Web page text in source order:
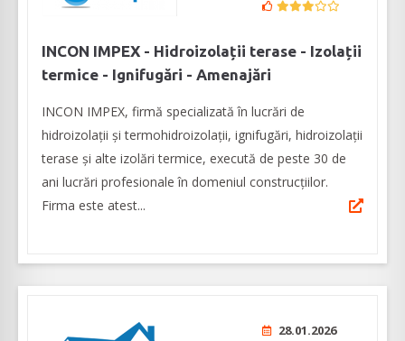
INCON IMPEX - Hidroizolații terase - Izolații
termice - Ignifugări - Amenajări
INCON IMPEX, firmă specializată în lucrări de
hidroizolații și termohidroizolații, ignifugări, hidroizolații
terase și alte izolări termice, execută de peste 30 de
ani lucrări profesionale în domeniul construcțiilor.
Firma este atest...
28.01.2026